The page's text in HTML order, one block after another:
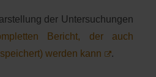
der Untersuchungen
Bericht, der auch
werden kann
.